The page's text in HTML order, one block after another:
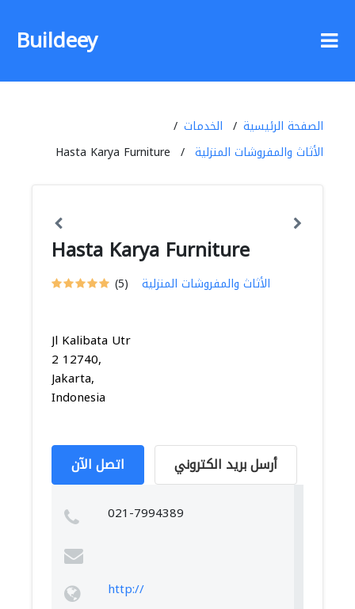
Buildeey
الصفحة الرئيسية
الخدمات
الأثاث والمفروشات المنزلية
Hasta Karya Furniture
Hasta Karya Furniture
(5) الأثاث والمفروشات المنزلية
Jl Kalibata Utr
2 12740,
Jakarta,
Indonesia
اتصل الآن أرسل بريد الكتروني
021-7994389
http://